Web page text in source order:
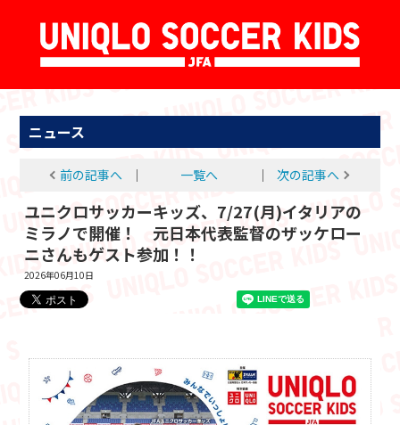
ニュース
前の記事へ │ 一覧へ │ 次の記事へ
ユニクロサッカーキッズ、7/27(月)イタリアの
ミラノで開催！ 元日本代表監督のザッケロー
ニさんもゲスト参加！！
2026年06月10日